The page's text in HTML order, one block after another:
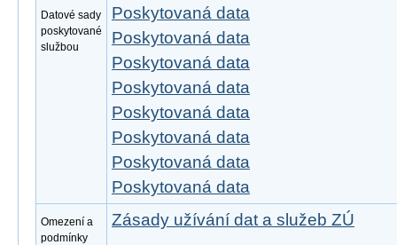
Datové sady
poskytované
službou
Poskytovaná data
Poskytovaná data
Poskytovaná data
Poskytovaná data
Poskytovaná data
Poskytovaná data
Poskytovaná data
Poskytovaná data
Omezení a
podmínky
Zásady užívání dat a služeb ZÚ